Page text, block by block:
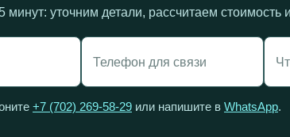
минут: уточним детали, рассчитаем
+7 (702) 269-58-29 или напишите в WhatsApp.